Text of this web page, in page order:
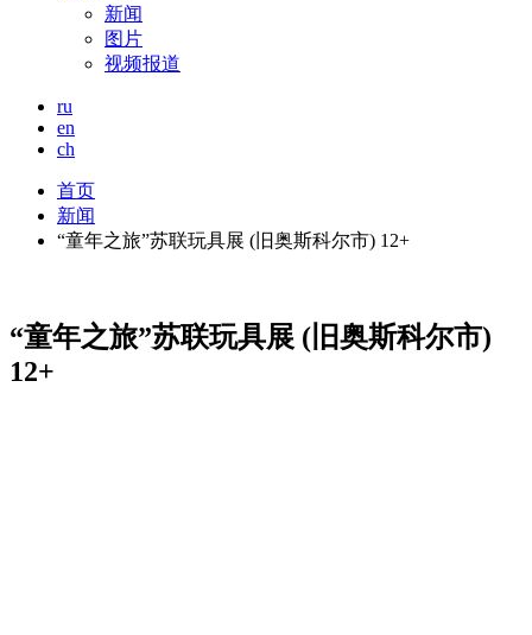
新闻
图片
视频报道
ru
en
ch
首页
新闻
“童年之旅”苏联玩具展 (旧奥斯科尔市) 12+
“童年之旅”苏联玩具展 (旧奥斯科尔市)
12+